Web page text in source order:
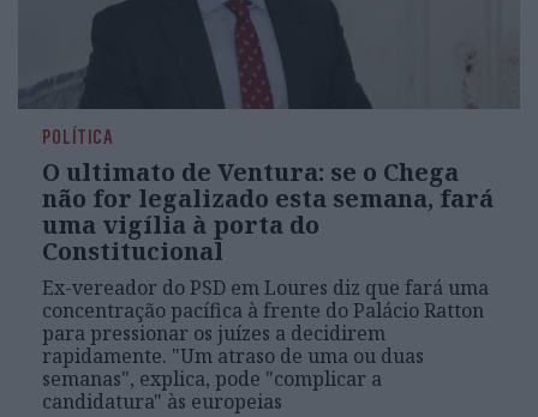
POLÍTICA
O ultimato de Ventura: se o Chega
não for legalizado esta semana, fará
uma vigília à porta do
Constitucional
Ex-vereador do PSD em Loures diz que fará uma
concentração pacífica à frente do Palácio Ratton
para pressionar os juízes a decidirem
rapidamente. "Um atraso de uma ou duas
semanas", explica, pode "complicar a
candidatura" às europeias